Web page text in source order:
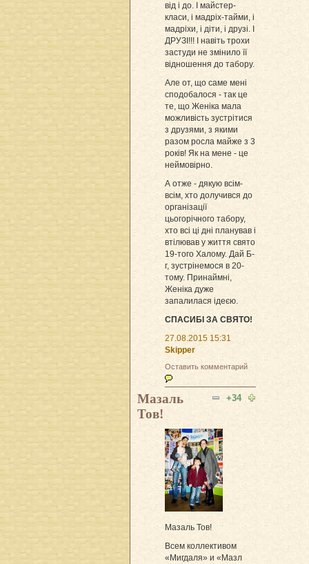
від і до. І майстер-
класи, і мадріх-тайми, і
мадріхи, і діти, і друзі. І
ДРУЗІ!!! І навіть трохи
застуди не змінило її
відношення до табору.
Але от, що саме мені
сподобалося - так це
те, що Женіка мала
можливість зустрітися
з друзями, з якими
разом росла майже з 3
років! Як на мене - це
неймовірно.
А отже - дякую всім-
всім, хто долучився до
організації
цьогорічного табору,
хто всі ці дні планував і
втілював у життя свято
19-того Халому. Дай Б-
г, зустрінемося в 20-
тому. Принаймні,
Женіка дуже
запалилася ідеєю.
СПАСИБІ ЗА СВЯТО!
27.08.2015 15:31
Skipper
Оставить комментарий
+34
Мазаль
Тов!
Мазаль Тов!
Всем коллективом
«Мигдаля» и «Мазл